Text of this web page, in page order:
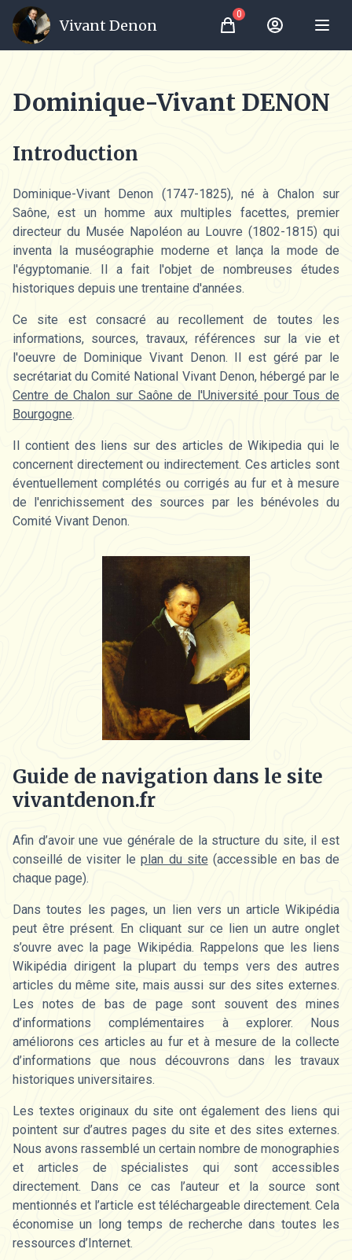
Vivant Denon Panier
0
Mon Compte
Dominique-Vivant DENON
Introduction
Dominique-Vivant Denon (1747-1825), né à Chalon sur
Saône, est un homme aux multiples facettes, premier
directeur du Musée Napoléon au Louvre (1802-1815) qui
inventa la muséographie moderne et lança la mode de
l'égyptomanie. Il a fait l'objet de nombreuses études
historiques depuis une trentaine d'années.
Ce site est consacré au recollement de toutes les
informations, sources, travaux, références sur la vie et
l'oeuvre de Dominique Vivant Denon. Il est géré par le
secrétariat du Comité National Vivant Denon, hébergé par le
Centre de Chalon sur Saône de l'Université pour Tous de
Bourgogne.
Il contient des liens sur des articles de Wikipedia qui le
concernent directement ou indirectement. Ces articles sont
éventuellement complétés ou corrigés au fur et à mesure
de l'enrichissement des sources par les bénévoles du
Comité Vivant Denon.
Guide de navigation dans le site
vivantdenon.fr
Afin d’avoir une vue générale de la structure du site, il est
conseillé de visiter leplan du site (accessible en bas de
chaque page).
Dans toutes les pages, un lien vers un article Wikipédia
peut être présent. En cliquant sur ce lien un autre onglet
s’ouvre avec la page Wikipédia. Rappelons que les liens
Wikipédia dirigent la plupart du temps vers des autres
articles du même site, mais aussi sur des sites externes.
Les notes de bas de page sont souvent des mines
d’informations complémentaires à explorer. Nous
améliorons ces articles au fur et à mesure de la collecte
d’informations que nous découvrons dans les travaux
historiques universitaires.
Les textes originaux du site ont également des liens qui
pointent sur d’autres pages du site et des sites externes.
Nous avons rassemblé un certain nombre de monographies
et articles de spécialistes qui sont accessibles
directement. Dans ce cas l’auteur et la source sont
mentionnés et l’article est téléchargeable directement. Cela
économise un long temps de recherche dans toutes les
ressources d’Internet.